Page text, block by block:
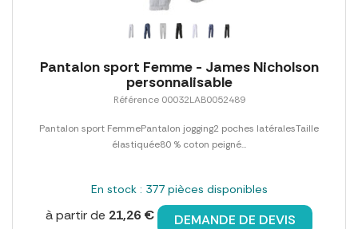
Pantalon sport Femme - James Nicholson
personnalisable
Référence 00032LAB0052489
Pantalon sport FemmePantalon jogging2 poches latéralesTaille
élastiquée80 % coton peigné...
En stock : 377 pièces disponibles
à partir de 21,26 € DEMANDE DE DEVIS